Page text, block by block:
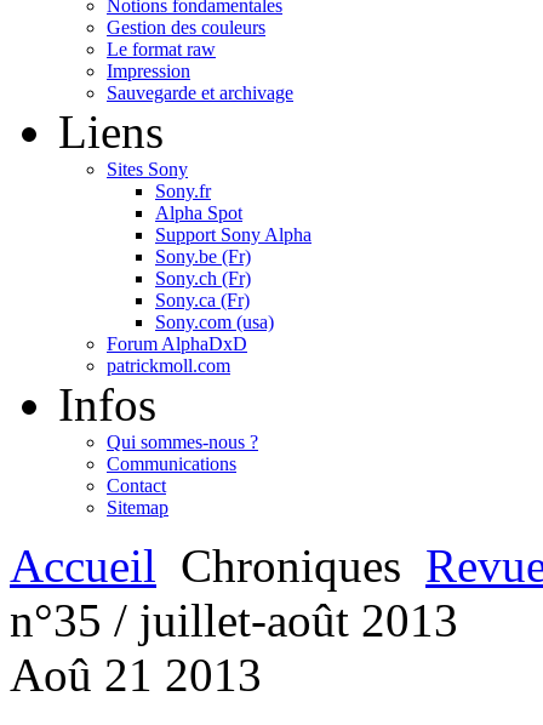
Notions fondamentales
Gestion des couleurs
Le format raw
Impression
Sauvegarde et archivage
Liens
Sites Sony
Sony.fr
Alpha Spot
Support Sony Alpha
Sony.be (Fr)
Sony.ch (Fr)
Sony.ca (Fr)
Sony.com (usa)
Forum AlphaDxD
patrickmoll.com
Infos
Qui sommes-nous ?
Communications
Contact
Sitemap
Accueil Chroniques
n°35 / juillet-août 2013
Aoû 21 2013